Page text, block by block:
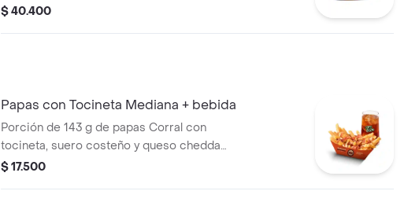
mozzarella, tomate en rodajas, cebolla en
$ 40.400
Papas con Tocineta Mediana + bebida
Porción de 143 g de papas Corral con
tocineta, suero costeño y queso cheddar
+ bebida
$ 17.500